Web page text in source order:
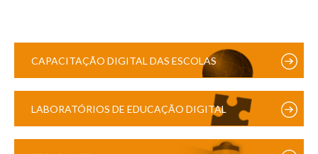
CAPACITAÇÃO DIGITAL DAS ESCOLAS
LABORATÓRIOS DE EDUCAÇÃO DIGITAL